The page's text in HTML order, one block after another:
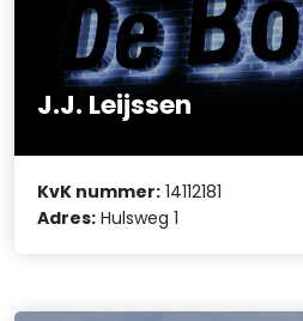
J.J. Leijssen
KvK nummer: 14112181
Adres: Hulsweg 1